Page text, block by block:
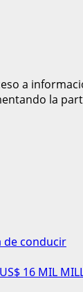
a
la
de conducir
16 MIL